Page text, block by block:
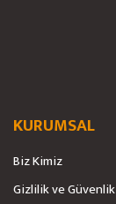
KURUMSAL
Biz Kimiz
Gizlilik ve Güvenlik